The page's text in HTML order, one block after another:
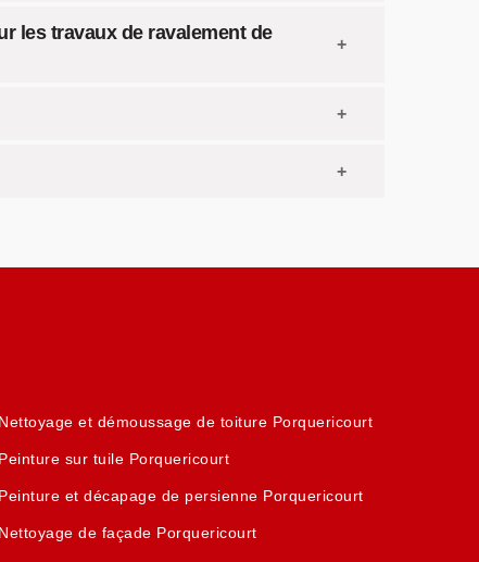
les travaux de ravalement de
Nettoyage et démoussage de toiture Porquericourt
Peinture sur tuile Porquericourt
Peinture et décapage de persienne Porquericourt
Nettoyage de façade Porquericourt